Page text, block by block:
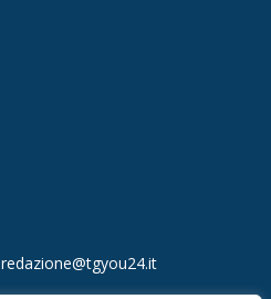
redazione@tgyou24.it